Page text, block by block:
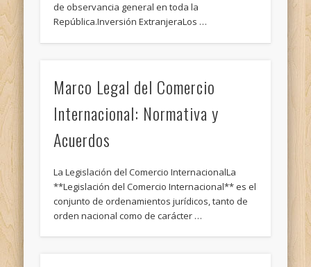
de observancia general en toda la
República.Inversión ExtranjeraLos …
Marco Legal del Comercio
Internacional: Normativa y
Acuerdos
La Legislación del Comercio InternacionalLa
**Legislación del Comercio Internacional** es el
conjunto de ordenamientos jurídicos, tanto de
orden nacional como de carácter …